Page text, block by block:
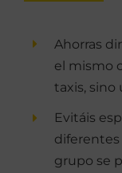
Ahorras
el mismo
taxis, sino
Evitáis
diferentes
grupo se